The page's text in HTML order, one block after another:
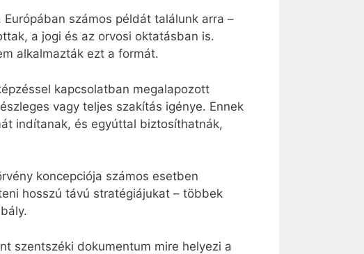
számos példát találunk arra –
a jogi és az orvosi oktatásban is.
alkalmazták ezt a formát.
kapcsolatban megalapozott
vagy teljes szakítás igénye. Ennek
indítanak, és egyúttal biztosíthatnák,
koncepciója számos esetben
hosszú távú stratégiájukat – többek
szentszéki dokumentum mire helyezi a